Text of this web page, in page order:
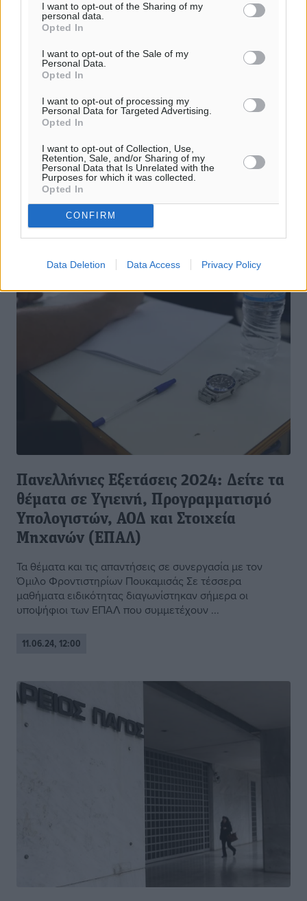
I want to opt-out of the Sharing of my
personal data.
Opted In
I want to opt-out of the Sale of my
Personal Data.
Opted In
I want to opt-out of processing my
Personal Data for Targeted Advertising.
Opted In
I want to opt-out of Collection, Use,
Retention, Sale, and/or Sharing of my
Personal Data that Is Unrelated with the
Purposes for which it was collected.
Opted In
CONFIRM
Data Deletion Data Access Privacy Policy
ευρωβουλευτές της Ν.Δ. στο Μαξίμου
εξελέγησαν στις ευρωεκλογές συναντά ο
πρωθυπουργός Κυριάκος Μητσοτάκης, στο Μέγαρο
Μαξίμου. Επίσης, το απόγευμα o ...
11.06.24, 12:04
Πανελλήνιες Εξετάσεις 2024: Δείτε τα
θέματα σε Υγιεινή, Προγραμματισμό
Υπολογιστών, ΑΟΔ και Στοιχεία
Μηχανών (ΕΠΑΛ)
Τα θέματα και τις απαντήσεις σε συνεργασία με τον
Όμιλο Φροντιστηρίων Πουκαμισάς Σε τέσσερα
μαθήματα ειδικότητας διαγωνίστηκαν σήμερα οι
υποψήφιοι των ΕΠΑΛ που συμμετέχουν ...
11.06.24, 12:00